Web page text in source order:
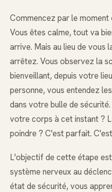
Commencez par le moment
Vous êtes calme, tout va
arrive. Mais au lieu de vous
arrêtez. Vous observez la
bienveillant, depuis votre
personne, vous entendez
dans votre bulle de
votre corps à cet instant ?
poindre ? C'est parfait.
L'objectif de cette étape
système nerveux au
état de sécurité, vous